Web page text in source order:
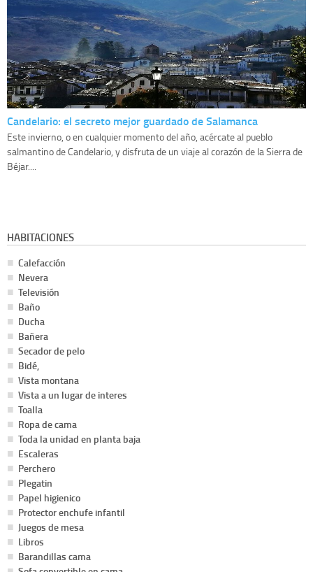
Candelario: el secreto mejor guardado de Salamanca
Este invierno, o en cualquier momento del año, acércate al pueblo
salmantino de Candelario, y disfruta de un viaje al corazón de la Sierra de
Béjar....
HABITACIONES
Calefacción
Nevera
Televisión
Baño
Ducha
Bañera
Secador de pelo
Bidé,
Vista montana
Vista a un lugar de interes
Toalla
Ropa de cama
Toda la unidad en planta baja
Escaleras
Perchero
Plegatin
Papel higienico
Protector enchufe infantil
Juegos de mesa
Libros
Barandillas cama